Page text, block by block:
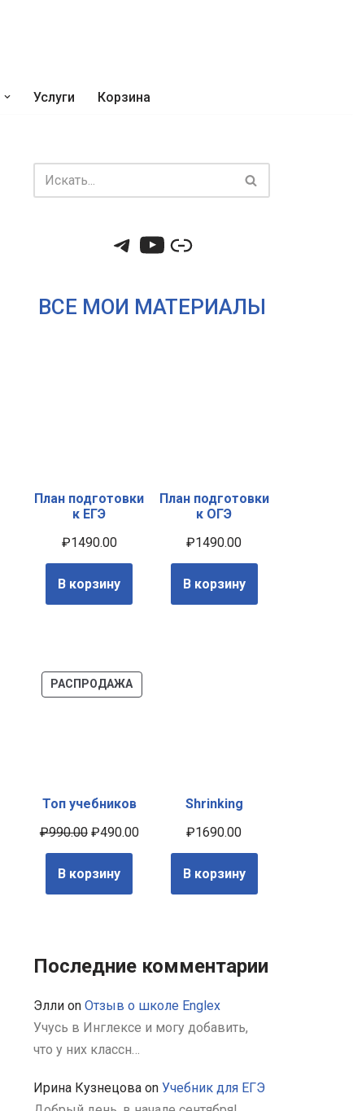
Услуги Корзина
ВСЕ МОИ МАТЕРИАЛЫ
План подготовки
к ЕГЭ
₽1490.00
В корзину
План подготовки
к ОГЭ
₽1490.00
В корзину
РАСПРОДАЖА
Топ учебников
₽990.00 ₽490.00
В корзину
Shrinking
₽1690.00
В корзину
Последние комментарии
Элли on Отзыв о школе Englex
Учусь в Инглексе и могу добавить,
что у них классн…
Ирина Кузнецова on Учебник для ЕГЭ